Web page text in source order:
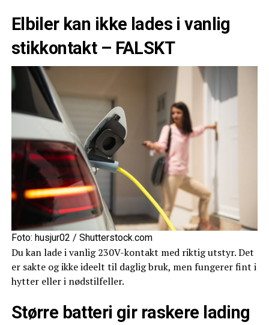
Elbiler kan ikke lades i vanlig
stikkontakt – FALSKT
Foto: husjur02 / Shutterstock.com
Du kan lade i vanlig 230V-kontakt med riktig utstyr. Det
er sakte og ikke ideelt til daglig bruk, men fungerer fint i
hytter eller i nødstilfeller.
Større batteri gir raskere lading